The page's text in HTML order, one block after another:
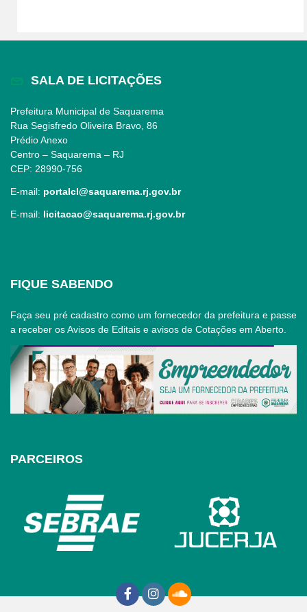
SALA DE LICITAÇÕES
Prefeitura Municipal de Saquarema
Rua Segisfredo Oliveira Bravo, 86
Prédio Anexo
Centro – Saquarema – RJ
CEP: 28990-756
E-mail: portalcl@saquarema.rj.gov.br
E-mail: licitacao@saquarema.rj.gov.br
FIQUE SABENDO
Faça seu pré cadastro como um fornecedor da prefeitura e passe
a receber os Avisos de Editais e avisos de Cotações em Aberto.
PARCEIROS